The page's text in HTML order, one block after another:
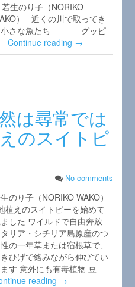
生のり子（NORIKO
） 近くの川で取ってき
小さな魚たち グッピ
Continue reading →
は尋常では
のスイトピ
No comments
のり子（NORIKO WAKO）
植えのスイトピーを始めて
した ワイルドで自由奔放
リア・シチリア島原産のつ
の一年草または宿根草で、
ひげで絡みながら伸びてい
す 意外にも有毒植物 豆
reading →